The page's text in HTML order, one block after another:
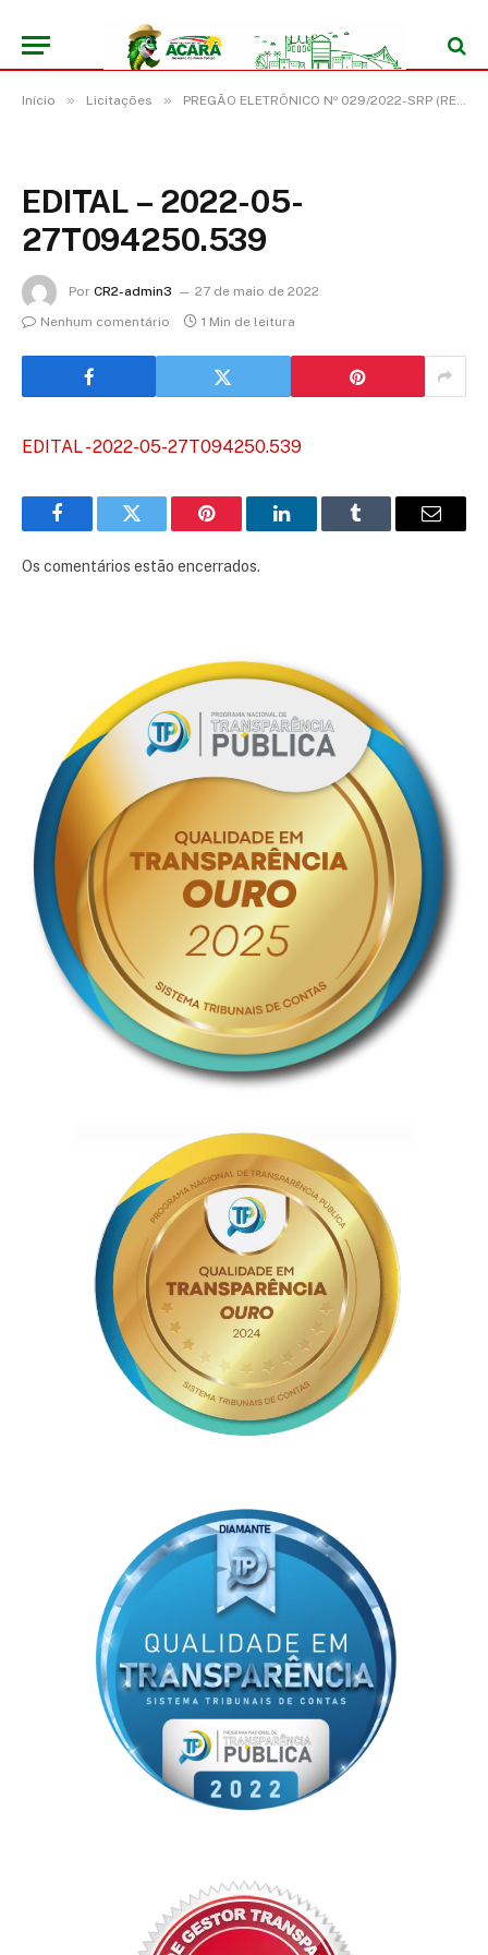
Início » Licitações » PREGÃO ELETRÔNICO Nº 029/2022-SRP (REGISTRO DE PREÇO PARA FUTURA E EVENTUAL AQUISIÇÃO DE EQUIPAMENTOS E MATERIAL PERMANENTE)
EDITAL – 2022-05-
27T094250.539
Por CR2-admin3
27 de maio de 2022
Nenhum comentário
1 Min de leitura
EDITAL - 2022-05-27T094250.539
FacebookTwitter Pinterest LinkedInTumblr
E-
Os comentários estão encerrados.